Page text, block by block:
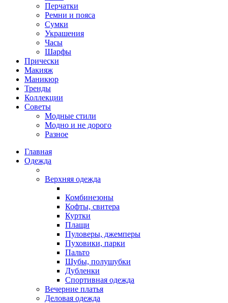
Перчатки
Ремни и пояса
Сумки
Украшения
Часы
Шарфы
Прически
Макияж
Маникюр
Тренды
Коллекции
Советы
Модные стили
Модно и не дорого
Разное
Главная
Одежда
Верхняя одежда
Комбинезоны
Кофты, свитера
Куртки
Плащи
Пуловеры, джемперы
Пуховики, парки
Пальто
Шубы, полушубки
Дубленки
Спортивная одежда
Вечерние платья
Деловая одежда